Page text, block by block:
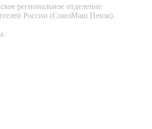
региональное отделение
России (СоюзМаш Пенза).